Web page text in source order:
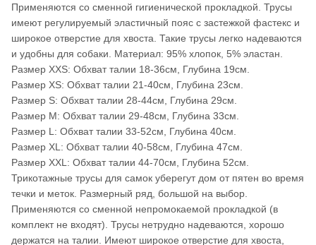
Применяются со сменной гигиенической прокладкой. Трусы
имеют регулируемый эластичный пояс с застежкой фастекс и
широкое отверстие для хвоста. Такие трусы легко надеваются
и удобны для собаки. Материал: 95% хлопок, 5% эластан.
Размер XXS: Обхват талии 18-36см, Глубина 19см.
Размер XS: Обхват талии 21-40см, Глубина 23см.
Размер S: Обхват талии 28-44см, Глубина 29см.
Размер M: Обхват талии 29-48см, Глубина 33см.
Размер L: Обхват талии 33-52см, Глубина 40см.
Размер XL: Обхват талии 40-58см, Глубина 47см.
Размер XXL: Обхват талии 44-70см, Глубина 52см.
Трикотажные трусы для самок уберегут дом от пятен во время
течки и меток. Размерный ряд, большой на выбор.
Применяются со сменной непромокаемой прокладкой (в
комплект не входят). Трусы нетрудно надеваются, хорошо
держатся на талии. Имеют широкое отверстие для хвоста,